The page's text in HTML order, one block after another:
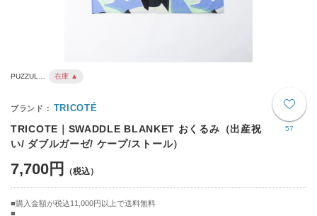
PUZZUL… 在庫 ▲
57
TRICOTÉ
TRICOTE｜SWADDLE BLANKET おくるみ（出産祝
い/ ダブルガーゼ/ ケープ/ストール）
7,700円
購入金額が税込11,000円以上で送料無料